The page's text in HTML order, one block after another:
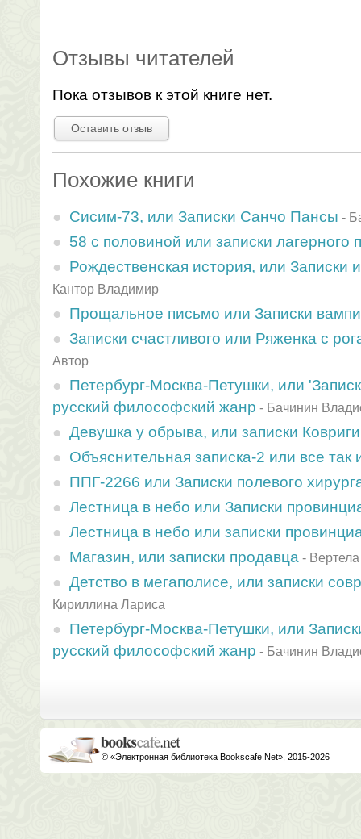
Отзывы читателей
Пока отзывов к этой книге нет.
Оставить отзыв
Похожие книги
Сисим-73, или Записки Санчо Пансы -
58 с половиной или записки лагерного
Рождественская история, или Записки
Кантор Владимир
Прощальное письмо или Записки
Записки счастливого или Ряженка с
Автор
Петербург-Москва-Петушки, или
русский философский жанр - Бачинин
Девушка у обрыва, или записки
Объяснительная записка-2 или все так
ППГ-2266 или Записки полевого
Лестница в небо или Записки
Лестница в небо или записки
Магазин, или записки продавца -
Детство в мегаполисе, или записки
Кириллина Лариса
Петербург-Москва-Петушки, или
русский философский жанр - Бачинин
© «Электронная библиотека Bookscafe.Net», 2015-2026